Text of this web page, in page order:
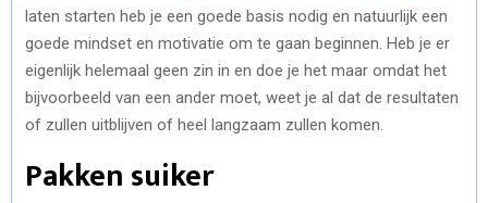
laten starten heb je een goede basis nodig en natuurlijk een
goede mindset en motivatie om te gaan beginnen. Heb je er
eigenlijk helemaal geen zin in en doe je het maar omdat het
bijvoorbeeld van een ander moet, weet je al dat de resultaten
of zullen uitblijven of heel langzaam zullen komen.
Pakken suiker